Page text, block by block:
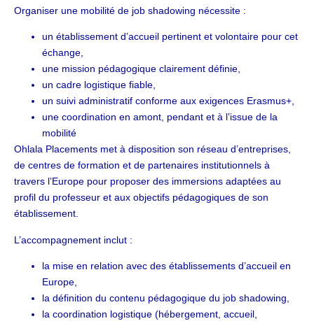
Organiser une mobilité de job shadowing nécessite :
un établissement d’accueil pertinent et volontaire pour cet
échange,
une mission pédagogique clairement définie,
un cadre logistique fiable,
un suivi administratif conforme aux exigences Erasmus+,
une coordination en amont, pendant et à l’issue de la
mobilité
Ohlala Placements met à disposition son réseau d’entreprises,
de centres de formation et de partenaires institutionnels à
travers l’Europe pour proposer des immersions adaptées au
profil du professeur et aux objectifs pédagogiques de son
établissement.
L’accompagnement inclut :
la mise en relation avec des établissements d’accueil en
Europe,
la définition du contenu pédagogique du job shadowing,
la coordination logistique (hébergement, accueil,